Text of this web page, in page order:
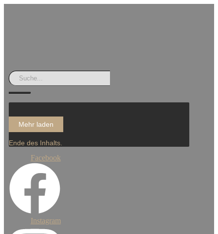
Mehr laden
Ende des Inhalts.
Facebook
Instagram